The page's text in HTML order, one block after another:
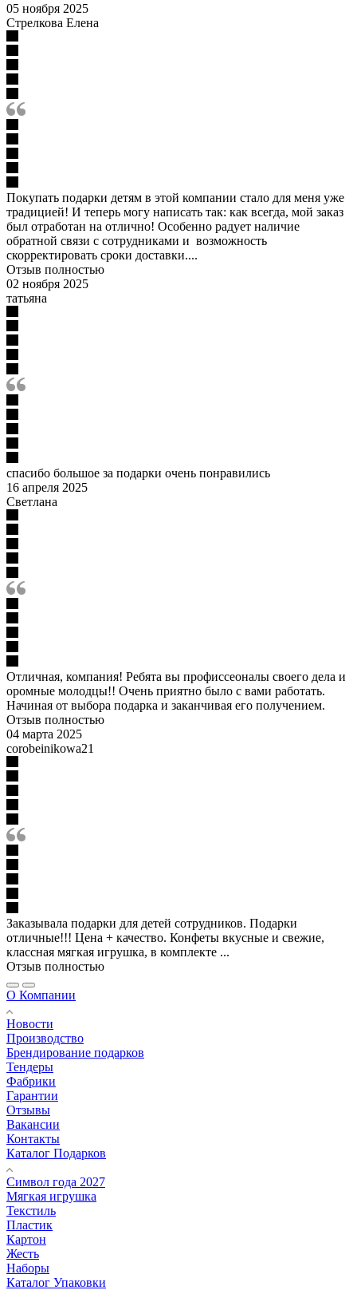
05 ноября 2025
Стрелкова Елена
Покупать подарки детям в этой компании стало для меня уже
традицией! И теперь могу написать так: как всегда, мой заказ
был отработан на отлично! Особенно радует наличие
обратной связи с сотрудниками и возможность
скорректировать сроки доставки....
Отзыв полностью
02 ноября 2025
татьяна
спасибо большое за подарки очень понравились
16 апреля 2025
Светлана
Отличная, компания! Ребята вы профиссеоналы своего дела и
оромные молодцы!! Очень приятно было с вами работать.
Начиная от выбора подарка и заканчивая его получением.
Отзыв полностью
04 марта 2025
corobeinikowa21
Заказывала подарки для детей сотрудников. Подарки
отличные!!! Цена + качество. Конфеты вкусные и свежие,
классная мягкая игрушка, в комплекте ...
Отзыв полностью
О Компании
Новости
Производство
Брендирование подарков
Тендеры
Фабрики
Гарантии
Отзывы
Вакансии
Контакты
Каталог Подарков
Символ года 2027
Мягкая игрушка
Текстиль
Пластик
Картон
Жесть
Наборы
Каталог Упаковки